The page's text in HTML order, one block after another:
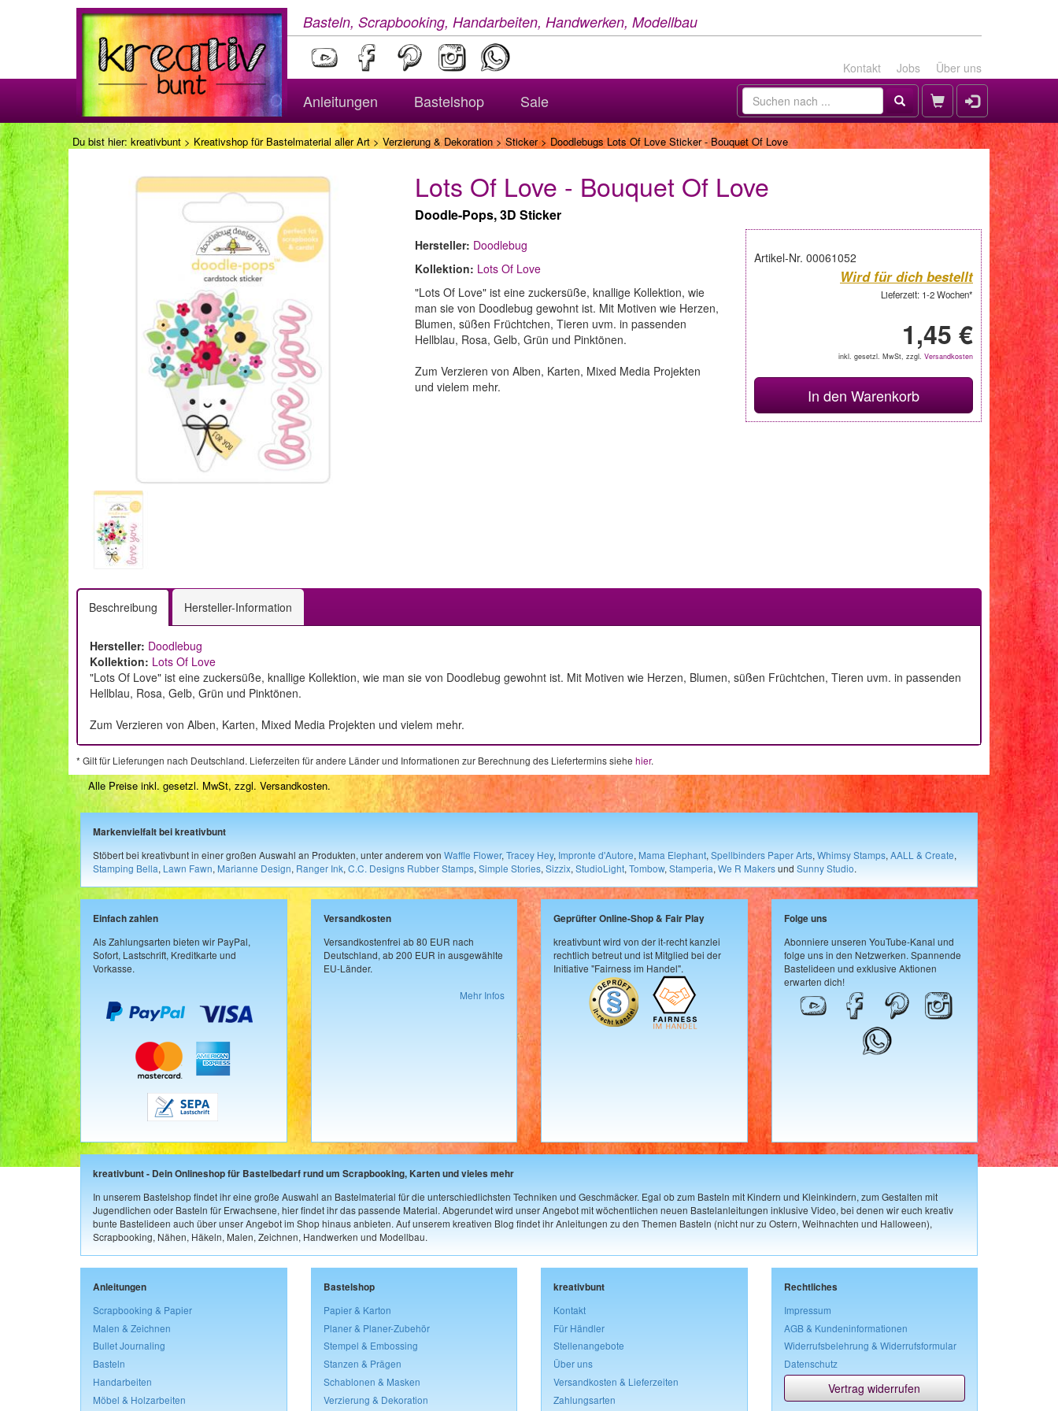
Basteln, Scrapbooking, Handarbeiten, Handwerken, Modellbau
Kontakt Jobs Über uns
Anleitungen Bastelshop Sale
Du bist hier: kreativbunt > Kreativshop für Bastelmaterial aller Art> Verzierung & Dekoration>Sticker> Doodlebugs Lots Of Love Sticker - Bouquet Of Love
Lots Of Love - Bouquet Of Love
Doodle-Pops, 3D Sticker
Artikel-Nr. 00061052
Wird für dich bestellt
Lieferzeit: 1-2 Wochen*
1,45 €
inkl. gesetzl. MwSt, zzgl. Versandkosten
In den Warenkorb
Hersteller: Doodlebug
Kollektion: Lots Of Love
"Lots Of Love" ist eine zuckersüße, knallige Kollektion, wie
man sie von Doodlebug gewohnt ist. Mit Motiven wie Herzen,
Blumen, süßen Früchtchen, Tieren uvm. in passenden
Hellblau, Rosa, Gelb, Grün und Pinktönen.
Zum Verzieren von Alben, Karten, Mixed Media Projekten
und vielem mehr.
Beschreibung Hersteller-Information
Hersteller: Doodlebug
Kollektion: Lots Of Love
"Lots Of Love" ist eine zuckersüße, knallige Kollektion, wie man sie von Doodlebug gewohnt ist. Mit Motiven wie Herzen, Blumen, süßen Früchtchen, Tieren uvm. in passenden
Hellblau, Rosa, Gelb, Grün und Pinktönen.
Zum Verzieren von Alben, Karten, Mixed Media Projekten und vielem mehr.
* Gilt für Lieferungen nach Deutschland. Lieferzeiten für andere Länder und Informationen zur Berechnung des Liefertermins siehe hier.
Alle Preise inkl. gesetzl. MwSt, zzgl. Versandkosten.
Markenvielfalt bei kreativbunt
Stöbert bei kreativbunt in einer großen Auswahl an Produkten, unter anderem von Waffle Flower, Tracey Hey, Impronte d'Autore, Mama Elephant, Spellbinders Paper Arts, Whimsy Stamps, AALL & Create,
Stamping Bella, Lawn Fawn, Marianne Design, Ranger Ink, C.C. Designs Rubber Stamps, Simple Stories, Sizzix, StudioLight, Tombow, Stamperia, We R Makersund Sunny Studio.
Einfach zahlen
Als Zahlungsarten bieten wir PayPal,
Sofort, Lastschrift, Kreditkarte und
Vorkasse.
Versandkosten
Versandkostenfrei ab 80 EUR nach
Deutschland, ab 200 EUR in ausgewählte
EU-Länder.
Mehr Infos
Geprüfter Online-Shop & Fair Play
kreativbunt wird von der it-recht kanzlei
rechtlich betreut und ist Mitglied bei der
Initiative "Fairness im Handel".
Folge uns
Abonniere unseren YouTube-Kanal und
folge uns in den Netzwerken. Spannende
Bastelideen und exklusive Aktionen
erwarten dich!
kreativbunt - Dein Onlineshop für Bastelbedarf rund um Scrapbooking, Karten und vieles mehr
In unserem Bastelshop findet ihr eine große Auswahl an Bastelmaterial für die unterschiedlichsten Techniken und Geschmäcker. Egal ob zum Basteln mit Kindern und Kleinkindern, zum Gestalten mit
Jugendlichen oder Basteln für Erwachsene, hier findet ihr das passende Material. Abgerundet wird unser Angebot mit wöchentlichen neuen Bastelanleitungen inklusive Video, bei denen wir euch kreativ
bunte Bastelideen auch über unser Angebot im Shop hinaus anbieten. Auf unserem kreativen Blog findet ihr Anleitungen zu den Themen Basteln (nicht nur zu Ostern, Weihnachten und Halloween),
Scrapbooking, Nähen, Häkeln, Malen, Zeichnen, Handwerken und Modellbau.
Anleitungen
Scrapbooking & Papier
Malen & Zeichnen
Bullet Journaling
Basteln
Handarbeiten
Möbel & Holzarbeiten
Bastelshop
Papier & Karton
Planer & Planer-Zubehör
Stempel & Embossing
Stanzen & Prägen
Schablonen & Masken
Verzierung & Dekoration
kreativbunt
Kontakt
Für Händler
Stellenangebote
Über uns
Versandkosten & Lieferzeiten
Zahlungsarten
Rechtliches
Impressum
AGB & Kundeninformationen
Widerrufsbelehrung & Widerrufsformular
Datenschutz
Vertrag widerrufen